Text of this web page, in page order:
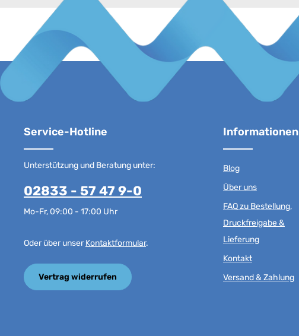
Service-Hotline
Unterstützung und Beratung unter:
02833 - 57 47 9-0
Mo-Fr, 09:00 - 17:00 Uhr
Oder über unserKontaktformular.
Vertrag widerrufen
Informationen
Blog
Über uns
FAQ zu Bestellung,
Druckfreigabe &
Lieferung
Kontakt
Versand & Zahlung